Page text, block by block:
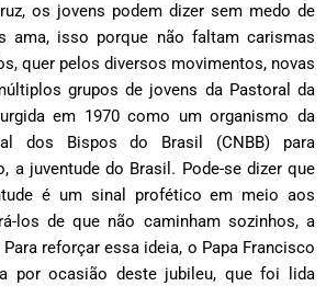
os jovens podem dizer sem medo de
ama, isso porque não faltam carismas
quer pelos diversos movimentos, novas
grupos de jovens da Pastoral da
em 1970 como um organismo da
dos Bispos do Brasil (CNBB) para
a juventude do Brasil. Pode-se dizer que
é um sinal profético em meio aos
los de que não caminham sozinhos, a
reforçar essa ideia, o Papa Francisco
por ocasião deste jubileu, que foi lida